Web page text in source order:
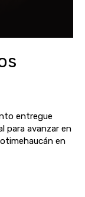
entregue
para avanzar en
en